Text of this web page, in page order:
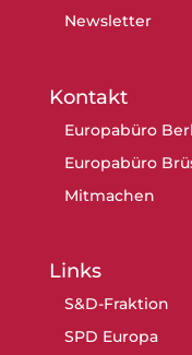
Newsletter
Kontakt
Europabüro
Europabüro
Mitmachen
Links
S&D-Fraktion
SPD Europa